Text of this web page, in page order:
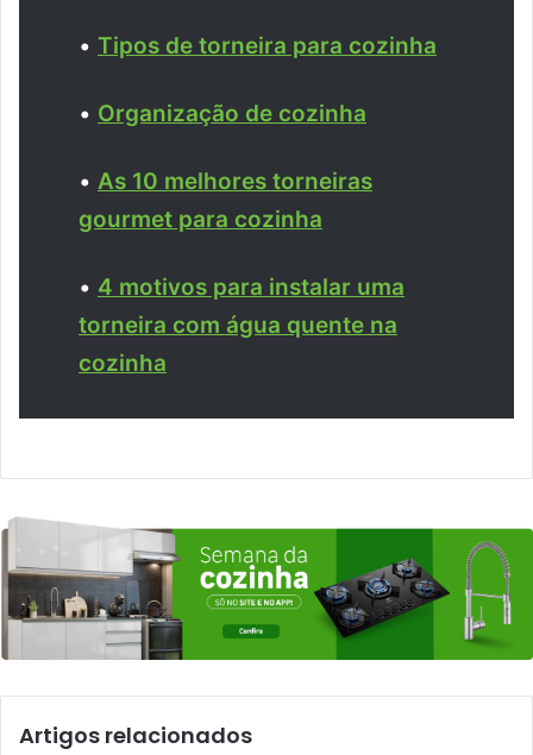
• Tipos de torneira para cozinha
• Organização de cozinha
• As 10 melhores torneiras
gourmet para cozinha
• 4 motivos para instalar uma
torneira com água quente na
cozinha
Artigos relacionados